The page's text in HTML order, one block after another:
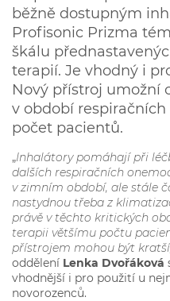
běžně dostupným
Profisonic Prizma
škálu
terapií. Je vhodný i
Nový přístroj umožní
v období
počet pacientů.
„Inhalátory pomáhají při
dalších respiračních
v zimním období, ale stále
nastydnou třeba z
právě v těchto kritických
terapii většímu počtu
přístrojem mohou být
oddělení Lenka Dvořáková
vhodnější i pro použití u
novorozenců.